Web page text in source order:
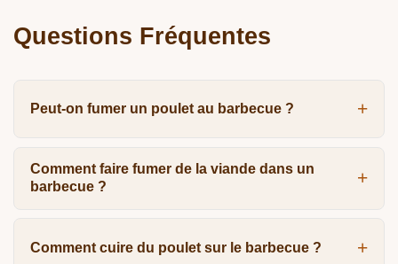
Questions Fréquentes
Peut-on fumer un poulet au barbecue ?
Comment faire fumer de la viande dans un
barbecue ?
Comment cuire du poulet sur le barbecue ?